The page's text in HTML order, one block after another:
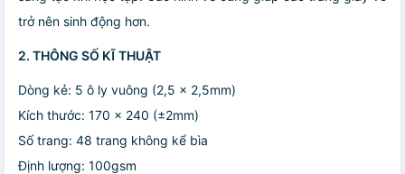
trở nên sinh động hơn.
2. THÔNG SỐ KĨ THUẬT
Dòng kẻ: 5 ô ly vuông (2,5 x 2,5mm)
Kích thước: 170 x 240 (±2mm)
Số trang: 48 trang không kể bìa
Định lượng: 100gsm